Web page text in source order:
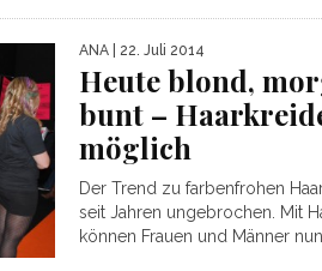
ANA | 22. Juli 2014
Heute blond,
bunt –
möglich
Der Trend zu farbenfrohen
seit Jahren ungebrochen. Mit
können Frauen und Männer